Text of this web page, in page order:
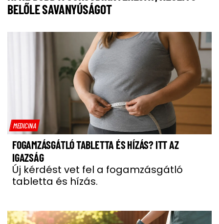
BELŐLE SAVANYÚSÁGOT
MEDICINA
FOGAMZÁSGÁTLÓ TABLETTA ÉS HÍZÁS? ITT AZ
IGAZSÁG
Új kérdést vet fel a fogamzásgátló
tabletta és hízás.